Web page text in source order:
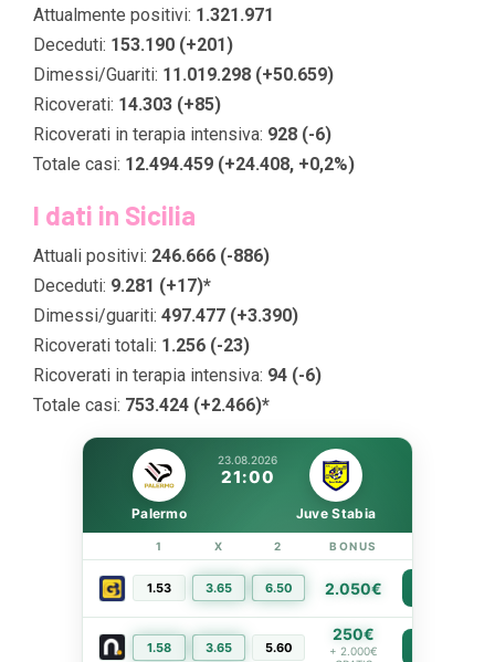
Attualmente positivi: 1.321.971
Deceduti: 153.190 (+201)
Dimessi/Guariti: 11.019.298 (+50.659)
Ricoverati: 14.303 (+85)
Ricoverati in terapia intensiva: 928 (-6)
Totale casi: 12.494.459 (+24.408, +0,2%)
I dati in Sicilia
Attuali positivi: 246.666 (-886)
Deceduti: 9.281 (+17)*
Dimessi/guariti: 497.477 (+3.390)
Ricoverati totali: 1.256 (-23)
Ricoverati in terapia intensiva: 94 (-6)
Totale casi: 753.424 (+2.466)*
23.08.2026
21:00
Palermo Juve Stabia
1 X 2 BONUS
1.53 3.65 6.50 2.050€
1.58 3.65 5.60
250€
+ 2.000€